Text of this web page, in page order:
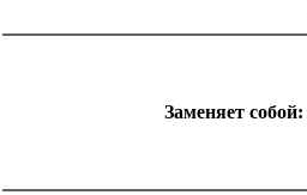
Заменяет собой: